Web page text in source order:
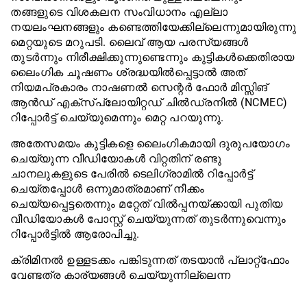
തങ്ങളുടെ വിശകലന സംവിധാനം എല്ലാ
നയലംഘനങ്ങളും കണ്ടെത്തിയേക്കില്ലെന്നുമായിരുന്നു
മെറ്റയുടെ മറുപടി. ലൈവ് ആയ പരസ്യങ്ങൾ
തുടർന്നും നിരീക്ഷിക്കുന്നുണ്ടെന്നും കുട്ടികൾക്കെതിരായ
ലൈംഗിക ചൂഷണം ശ്രദ്ധയിൽപ്പെട്ടാൽ അത്
നിയമപ്രകാരം നാഷണൽ സെന്റർ ഫോർ മിസ്സിങ്
ആൻഡ് എക്സ്പ്ലോയിറ്റഡ് ചിൽഡ്രനിൽ (NCMEC)
റിപ്പോർട്ട് ചെയ്യുമെന്നും മെറ്റ പറയുന്നു.
അതേസമയം കുട്ടികളെ ലൈംഗികമായി ദുരുപയോഗം
ചെയ്യുന്ന വീഡിയോകൾ വിറ്റതിന് രണ്ടു
ചാനലുകളുടെ പേരിൽ ടെലിഗ്രാമിൽ റിപ്പോർട്ട്
ചെയ്തപ്പോൾ ഒന്നുമാത്രമാണ് നീക്കം
ചെയ്യപ്പെട്ടതെന്നും മറ്റേത് വിൽപ്പനയ്ക്കായി പുതിയ
വീഡിയോകൾ പോസ്റ്റ് ചെയ്യുന്നത് തുടർന്നുവെന്നും
റിപ്പോർട്ടിൽ ആരോപിച്ചു.
ക്രിമിനൽ ഉള്ളടക്കം പങ്കിടുന്നത് തടയാൻ പ്ലാറ്റ്‌ഫോം
വേണ്ടത്ര കാര്യങ്ങൾ ചെയ്യുന്നില്ലെന്ന